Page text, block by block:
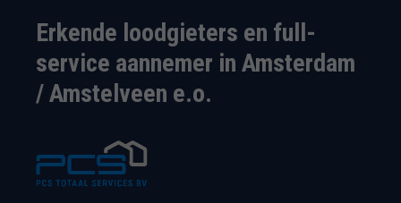
Erkende loodgieters en full-
service aannemer in Amsterdam
/ Amstelveen e.o.